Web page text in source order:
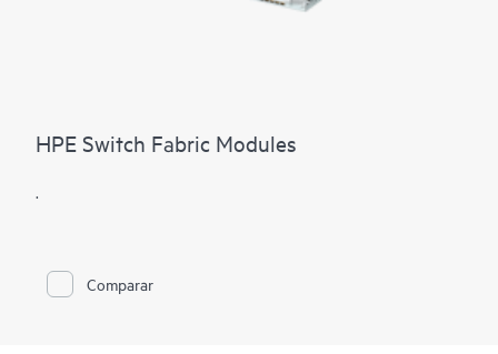
HPE Switch Fabric Modules
.
Comparar